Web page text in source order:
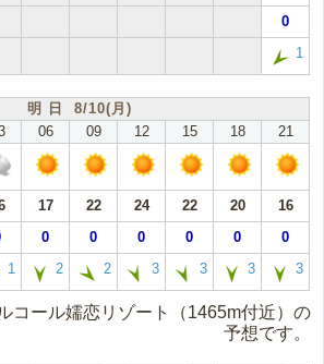
0
1
明 日 8/10(月)
06 09 12 15 18 21
17 22 24 22 20
16
0 0 0 0 0 0
1 2 2 3 3 3 3
コール嬬恋リゾート（1465m付近）の
予想です。